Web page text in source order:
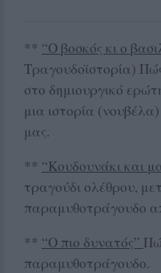
** “Ο βοσκός κι ο
Τραγουδοϊστορία)
στο δημιουργικό
μια ιστορία
μας.
** “Κουδουνάκι και
τραγούδι ολέθρου,
παραμυθοτράγουδο
** “Ο πιο δυνατός”
παραμυθοτράγουδο.